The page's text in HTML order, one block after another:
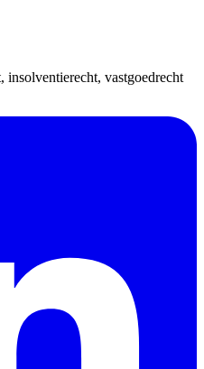
insolventierecht, vastgoedrecht